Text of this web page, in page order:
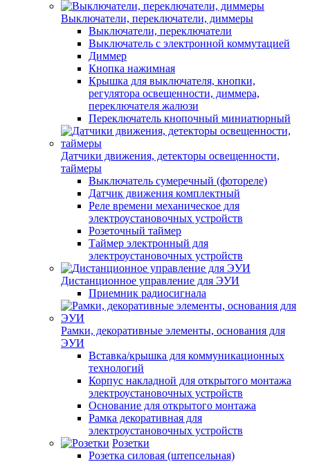
Выключатели, переключатели, диммеры
Выключатели, переключатели
Выключатель с электронной коммутацией
Диммер
Кнопка нажимная
Крышка для выключателя, кнопки,
регулятора освещенности, диммера,
переключателя жалюзи
Переключатель кнопочный миниатюрный
Датчики движения, детекторы освещенности,
таймеры
Выключатель сумеречный (фотореле)
Датчик движения комплектный
Реле времени механическое для
электроустановочных устройств
Розеточный таймер
Таймер электронный для
электроустановочных устройств
Дистанционное управление для ЭУИ
Приемник радиосигнала
Рамки, декоративные элементы, основания для
ЭУИ
Вставка/крышка для коммуникационных
технологий
Корпус накладной для открытого монтажа
электроустановочных устройств
Основание для открытого монтажа
Рамка декоративная для
электроустановочных устройств
Розетки
Розетка силовая (штепсельная)